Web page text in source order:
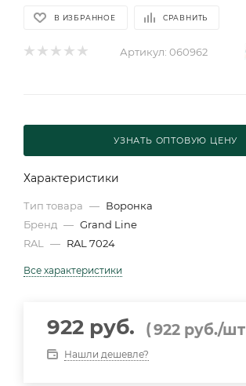
В ИЗБРАННОЕ СРАВНИТЬ
Артикул: 060962
УЗНАТЬ ОПТОВУЮ ЦЕНУ
Характеристики
Тип товара — Воронка
Бренд — Grand Line
RAL
— RAL 7024
Все характеристики
922 руб. (922 руб./шт
Нашли дешевле?